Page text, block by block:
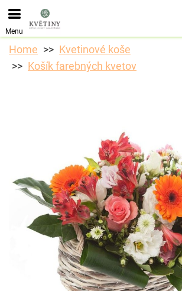
Objednávky prijímame
Najskorší možný termín doručenia je
Menu
Home
Kvetinové koše
Košík farebných kvetov